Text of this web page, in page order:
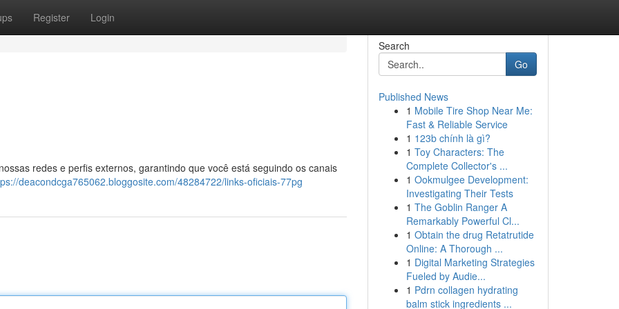
Register Login
redes e perfis externos, garantindo que você está seguindo os canais
deacondcga765062.bloggosite.com/48284722/links-oficiais-77pg
Search
Go
Published News
1 Mobile Tire Shop Near Me:
Fast & Reliable Service
1 123b chính là gì?
1 Toy Characters: The
Complete Collector's ...
1 Ookmulgee Development:
Investigating Their Tests
1 The Goblin Ranger A
Remarkably Powerful Cl...
1 Obtain the drug Retatrutide
Online: A Thorough ...
1 Digital Marketing Strategies
Fueled by Audie...
1 Pdrn collagen hydrating
balm stick ingredients ...